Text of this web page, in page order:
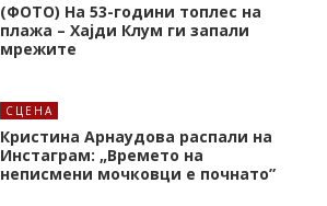
(ФОТО) На 53-години топлес на
плажа – Хајди Клум ги запали
мрежите
СЦЕНА
Кристина Арнаудова распали на
Инстаграм: „Времето на
неписмени мочковци е почнато”